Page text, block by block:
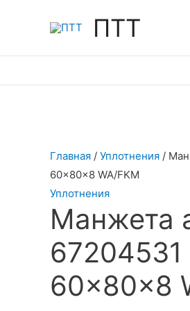
ПТТ
Главная / Уплотнения /
60x80x8 WA/FKM
Уплотнения
Манжета
60x80x8